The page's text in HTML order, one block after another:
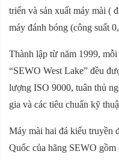
triển và sản xuất máy mài (
máy đánh bóng (công suất
Thành lập từ năm 1999,
“SEWO West Lake” đều
lượng ISO 9000, tuân thủ
gia và các tiêu chuẩn kỹ
Máy mài hai đá kiểu truyền
Quốc của hãng SEWO